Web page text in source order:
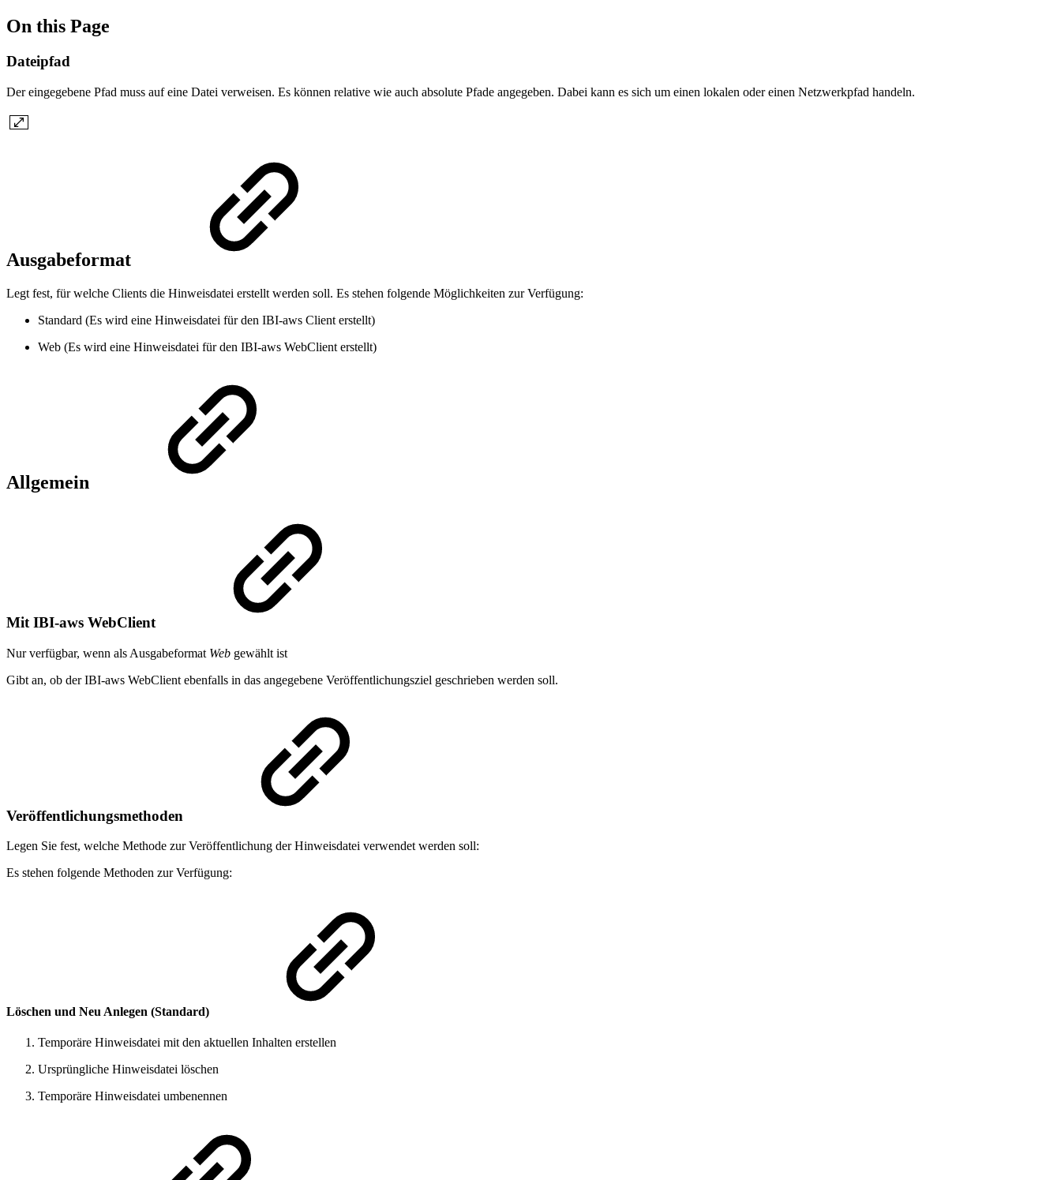
On this Page
Dateipfad
Der eingegebene Pfad muss auf eine Datei verweisen. Es können relative wie auch absolute Pfade angegeben. Dabei kann es sich um einen lokalen oder einen Netzwerkpfad handeln.
Ausgabeformat
Legt fest, für welche Clients die Hinweisdatei erstellt werden soll. Es stehen folgende Möglichkeiten zur Verfügung:
Standard (Es wird eine Hinweisdatei für den IBI-aws Client erstellt)
Web (Es wird eine Hinweisdatei für den IBI-aws WebClient erstellt)
Allgemein
Mit IBI-aws WebClient
Nur verfügbar, wenn als Ausgabeformat Web gewählt ist
Gibt an, ob der IBI-aws WebClient ebenfalls in das angegebene Veröffentlichungsziel geschrieben werden soll.
Veröffentlichungsmethoden
Legen Sie fest, welche Methode zur Veröffentlichung der Hinweisdatei verwendet werden soll:
Es stehen folgende Methoden zur Verfügung:
Löschen und Neu Anlegen (Standard)
Temporäre Hinweisdatei mit den aktuellen Inhalten erstellen
Ursprüngliche Hinweisdatei löschen
Temporäre Hinweisdatei umbenennen